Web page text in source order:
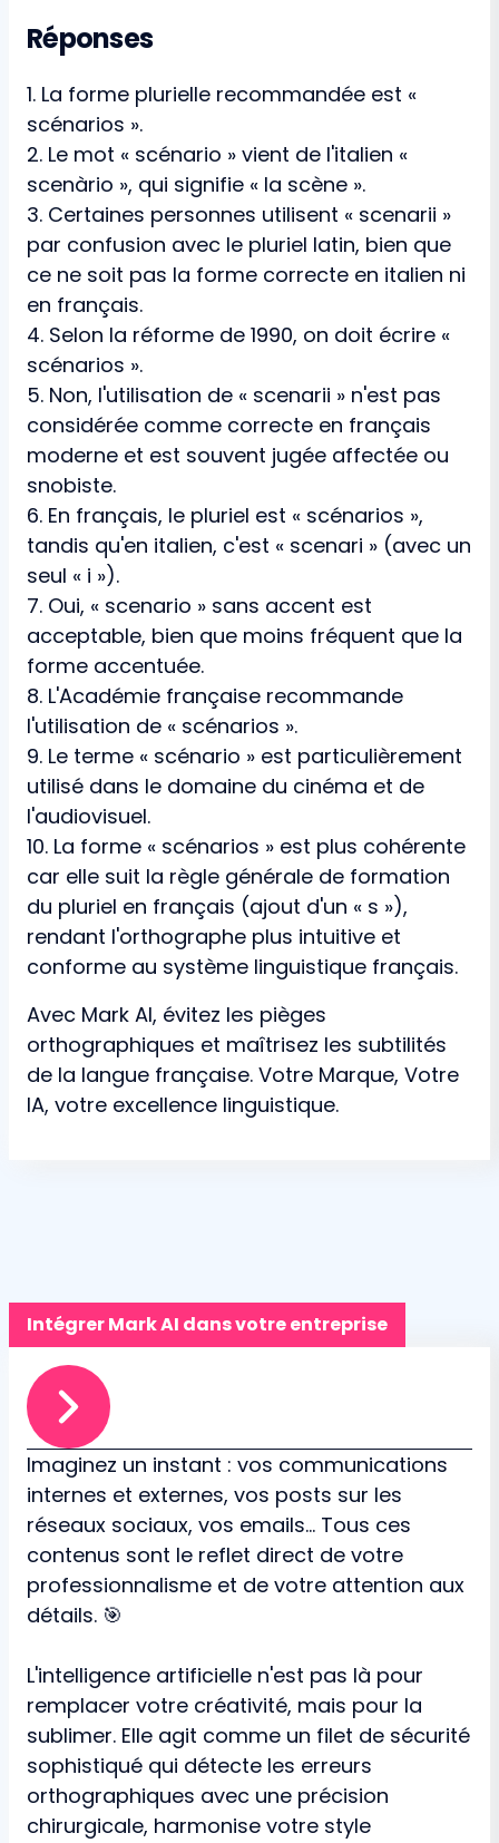
Réponses
1. La forme plurielle recommandée est «
scénarios ».
2. Le mot « scénario » vient de l'italien «
scenàrio », qui signifie « la scène ».
3. Certaines personnes utilisent « scenarii »
par confusion avec le pluriel latin, bien que
ce ne soit pas la forme correcte en italien ni
en français.
4. Selon la réforme de 1990, on doit écrire «
scénarios ».
5. Non, l'utilisation de « scenarii » n'est pas
considérée comme correcte en français
moderne et est souvent jugée affectée ou
snobiste.
6. En français, le pluriel est « scénarios »,
tandis qu'en italien, c'est « scenari » (avec un
seul « i »).
7. Oui, « scenario » sans accent est
acceptable, bien que moins fréquent que la
forme accentuée.
8. L'Académie française recommande
l'utilisation de « scénarios ».
9. Le terme « scénario » est particulièrement
utilisé dans le domaine du cinéma et de
l'audiovisuel.
10. La forme « scénarios » est plus cohérente
car elle suit la règle générale de formation
du pluriel en français (ajout d'un « s »),
rendant l'orthographe plus intuitive et
conforme au système linguistique français.
Avec Mark AI, évitez les pièges
orthographiques et maîtrisez les subtilités
de la langue française. Votre Marque, Votre
IA, votre excellence linguistique.
Intégrer Mark AI dans votre entreprise
Imaginez un instant : vos communications
internes et externes, vos posts sur les
réseaux sociaux, vos emails... Tous ces
contenus sont le reflet direct de votre
professionnalisme et de votre attention aux
détails. 🎯
L'intelligence artificielle n'est pas là pour
remplacer votre créativité, mais pour la
sublimer. Elle agit comme un filet de sécurité
sophistiqué qui détecte les erreurs
orthographiques avec une précision
chirurgicale, harmonise votre style